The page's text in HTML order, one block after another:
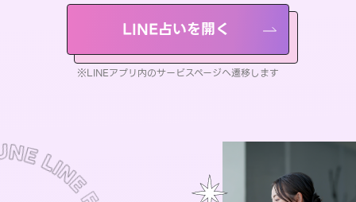
LINE占いを開く
※LINEアプリ内のサービスページへ遷移します